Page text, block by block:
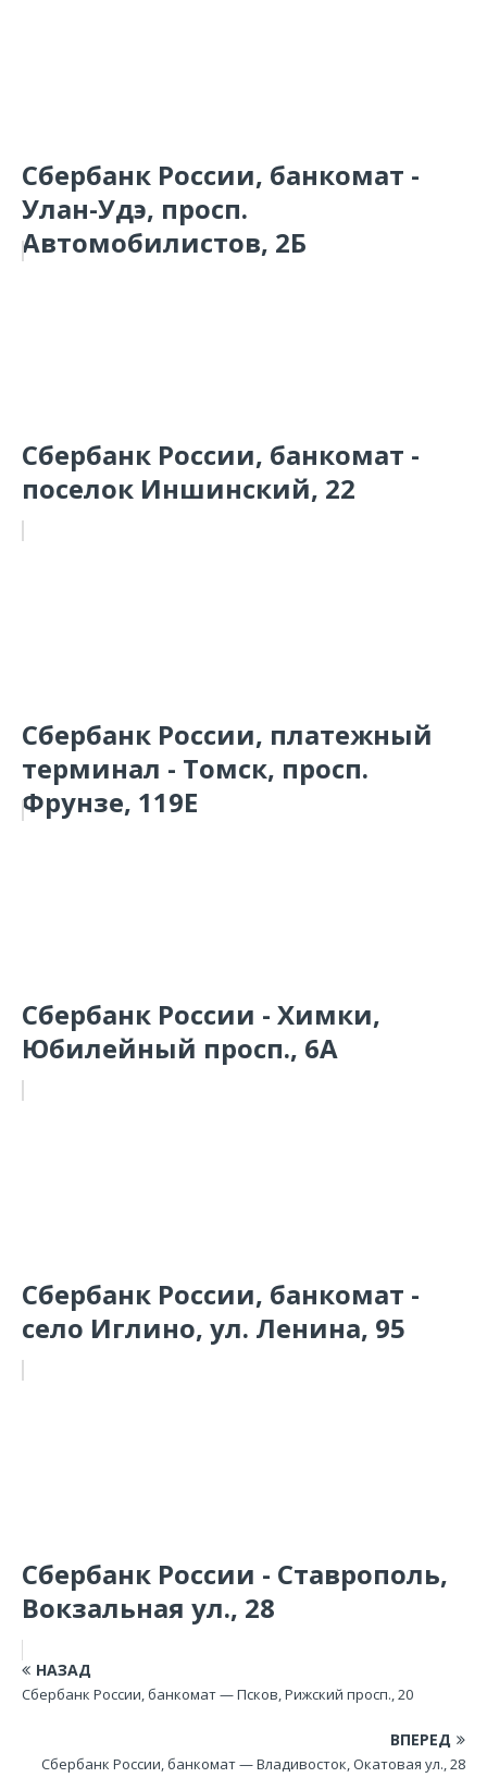
Сбербанк России, банкомат -
Улан-Удэ, просп.
Автомобилистов, 2Б
Сбербанк России, банкомат -
поселок Иншинский, 22
Сбербанк России, платежный
терминал - Томск, просп.
Фрунзе, 119Е
Сбербанк России - Химки,
Юбилейный просп., 6А
Сбербанк России, банкомат -
село Иглино, ул. Ленина, 95
Сбербанк России - Ставрополь,
Вокзальная ул., 28
НАЗАД
Сбербанк России, банкомат — Псков, Рижский просп., 20
ВПЕРЕД
Сбербанк России, банкомат — Владивосток, Окатовая ул., 28